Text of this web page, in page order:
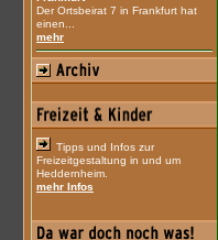
Der Ortsbeirat 7 in Frankfurt hat
einen...
mehr
Tipps und Infos zur
Freizeitgestaltung in und um
Heddernheim.
mehr Infos